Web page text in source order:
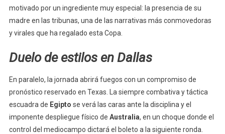
motivado por un ingrediente muy especial: la presencia de su
madre en las tribunas, una de las narrativas más conmovedoras
y virales que ha regalado esta Copa.
Duelo de estilos en Dallas
En paralelo, la jornada abrirá fuegos con un compromiso de
pronóstico reservado en Texas. La siempre combativa y táctica
escuadra de Egipto se verá las caras ante la disciplina y el
imponente despliegue físico de Australia, en un choque donde el
control del mediocampo dictará el boleto a la siguiente ronda.